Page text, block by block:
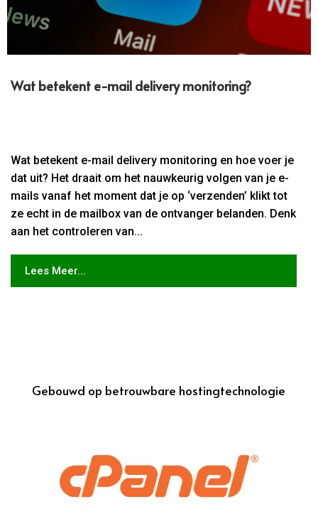
Wat betekent e-mail delivery monitoring?
Wat betekent e-mail delivery monitoring en hoe voer je
dat uit? Het draait om het nauwkeurig volgen van je e-
mails vanaf het moment dat je op ‘verzenden’ klikt tot
ze echt in de mailbox van de ontvanger belanden. Denk
aan het controleren van...
Lees Meer...
Gebouwd op betrouwbare hostingtechnologie